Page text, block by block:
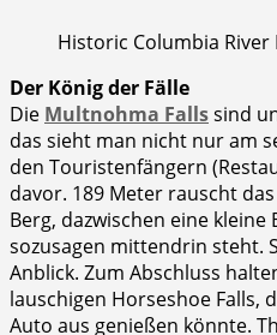
Historic Columbia
Der König der Fälle
Die Multnohma Fallssind
das sieht man nicht nur am
den Touristenfängern
davor. 189 Meter rauscht
Berg, dazwischen eine
sozusagen mittendrin steht.
Anblick. Zum Abschluss
lauschigen Horseshoe Falls,
Auto aus genießen könnte.